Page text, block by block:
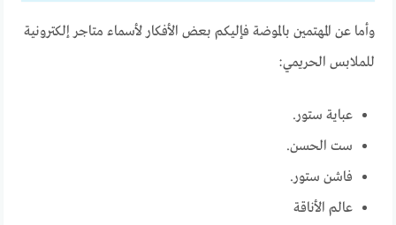
وأما عن المهتمين بالموضة فإليكم بعض الأفكار لأسماء متاجر إلكترونية
للملابس الحريمي:
عباية ستور.
ست الحسن.
فاشن ستور.
عالم الأناقة